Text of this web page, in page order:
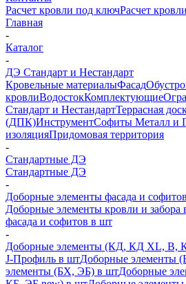
Расчет кровли под ключРасчет кровли
Главная
-
Каталог
-
ДЭ Стандарт и Нестандарт
Кровельные материалыФасад
кровлиВодостокКомплектующие
Стандарт и НестандартТеррасная
(ДПК)ИнструментСофиты Металл и
изоляцияПридомовая территория
-
Стандартные ДЭ
Стандартные ДЭ
-
Доборные элементы фасада и
Доборные элементы кровли и забора
фасада и софитов в шт
-
Доборные элементы (КД, КД XL, В,
J-Профиль в штДоборные элементы
элементы (БХ, ЭБ) в штДоборные